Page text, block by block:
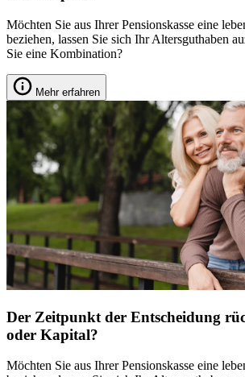
Möchten Sie aus Ihrer Pensionskasse eine
beziehen, lassen Sie sich Ihr Altersguthaben
Sie eine Kombination?
Mehr erfahren
Der Zeitpunkt der Entscheidung
oder Kapital?
Möchten Sie aus Ihrer Pensionskasse eine